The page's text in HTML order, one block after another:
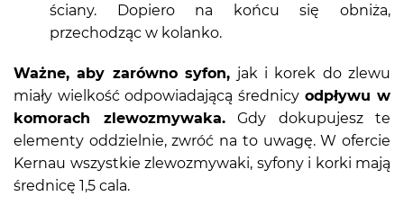
ściany. Dopiero na końcu się obniża,
przechodząc w kolanko.
Ważne, aby zarówno syfon, jak i korek do zlewu
miały wielkość odpowiadającą średnicyodpływu w
komorach zlewozmywaka.Gdy dokupujesz te
elementy oddzielnie, zwróć na to uwagę. W ofercie
Kernau wszystkie zlewozmywaki, syfony i korki mają
średnicę 1,5 cala.